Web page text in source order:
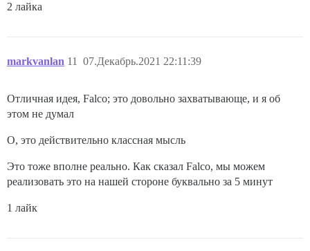
2 лайка
markvanlan 07.Декабрь.2021 22:11:39
11
Отличная идея, Falco; это довольно захватывающе, и я об
этом не думал
О, это действительно классная мысль
Это тоже вполне реально. Как сказал Falco, мы можем
реализовать это на нашей стороне буквально за 5 минут
1 лайк